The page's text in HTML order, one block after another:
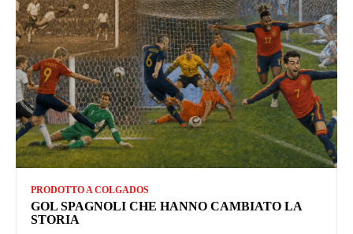
PRODOTTO A COLGADOS
GOL SPAGNOLI CHE HANNO CAMBIATO LA
STORIA